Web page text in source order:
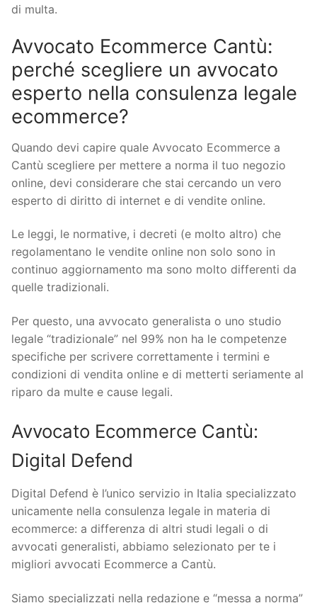
di multa.
Avvocato Ecommerce Cantù:
perché scegliere un avvocato
esperto nella consulenza legale
ecommerce?
Quando devi capire quale Avvocato Ecommerce a
Cantù scegliere per mettere a norma il tuo negozio
online, devi considerare che stai cercando un vero
esperto di diritto di internet e di vendite online.
Le leggi, le normative, i decreti (e molto altro) che
regolamentano le vendite online non solo sono in
continuo aggiornamento ma sono molto differenti da
quelle tradizionali.
Per questo, una avvocato generalista o uno studio
legale “tradizionale” nel 99% non ha le competenze
specifiche per scrivere correttamente i termini e
condizioni di vendita online e di metterti seriamente al
riparo da multe e cause legali.
Avvocato Ecommerce Cantù:
Digital Defend
Digital Defend è l’unico servizio in Italia specializzato
unicamente nella consulenza legale in materia di
ecommerce: a differenza di altri studi legali o di
avvocati generalisti, abbiamo selezionato per te i
migliori avvocati Ecommerce a Cantù.
Siamo specializzati nella redazione e “messa a norma”